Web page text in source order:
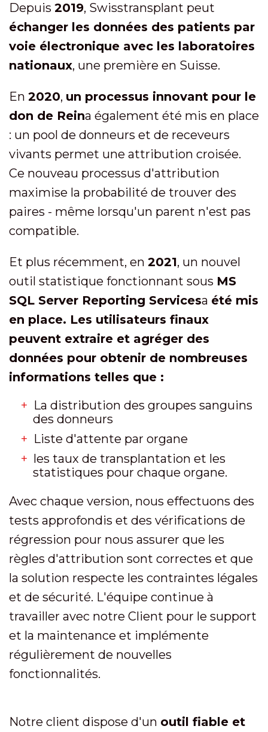
Depuis 2019, Swisstransplant peut
échanger les données des patients par
voie électronique avec les laboratoires
nationaux, une première en Suisse.
En 2020, un processus innovant pour le
don de Reina également été mis en place
: un pool de donneurs et de receveurs
vivants permet une attribution croisée.
Ce nouveau processus d'attribution
maximise la probabilité de trouver des
paires - même lorsqu'un parent n'est pas
compatible.
Et plus récemment, en 2021, un nouvel
outil statistique fonctionnant sous MS
SQL Server Reporting Servicesa été mis
en place. Les utilisateurs finaux
peuvent extraire et agréger des
données pour obtenir de nombreuses
informations telles que :
La distribution des groupes sanguins
des donneurs
Liste d'attente par organe
les taux de transplantation et les
statistiques pour chaque organe.
Avec chaque version, nous effectuons des
tests approfondis et des vérifications de
régression pour nous assurer que les
règles d'attribution sont correctes et que
la solution respecte les contraintes légales
et de sécurité. L'équipe continue à
travailler avec notre Client pour le support
et la maintenance et implémente
régulièrement de nouvelles
fonctionnalités.
Notre client dispose d'un outil fiable et